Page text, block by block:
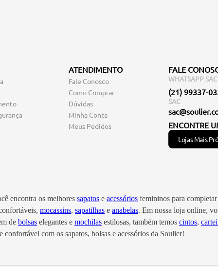
ATENDIMENTO
Fale Conosco
Como Comprar
Dúvidas
Minha Conta
Meus Pedidos
FALE
WHATSAPP SAC
(21) 99337-
SAC
ENCONTRE
Lojas Mais
encontra os melhores sapatos e acessórios femininos para
mocassins, sapatilhas e anabelas. Em nossa loja online,
de bolsas elegantes e mochilas estilosas, também temos cintos,
com os sapatos, bolsas e acessórios da Soulier!